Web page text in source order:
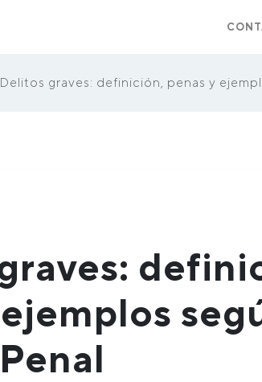
Delitos graves: definición, penas y